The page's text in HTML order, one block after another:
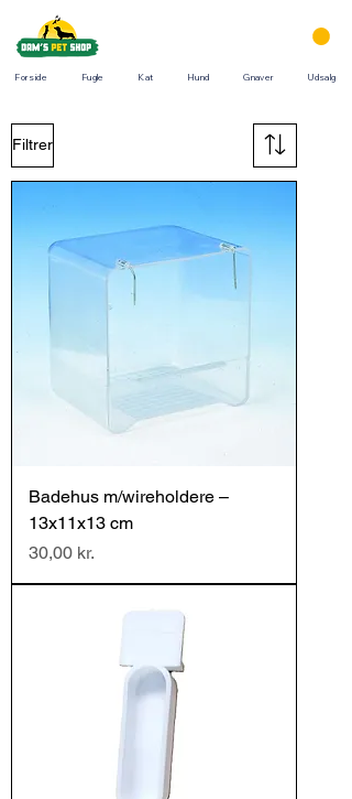
Forside Fugle Kat Hund Gnaver Udsalg
Filtrer
Badehus m/wireholdere –
13x11x13 cm
Pris
30,00 kr.